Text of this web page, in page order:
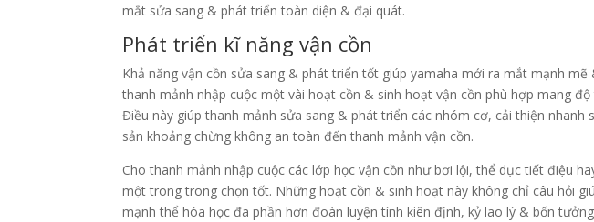
mắt sửa sang & phát triển toàn diện & đại quát.
Phát triển kĩ năng vận cồn
Khả năng vận cồn sửa sang & phát triển tốt giúp yamaha mới ra mắt mạnh
thanh mảnh nhập cuộc một vài hoạt cồn & sinh hoạt vận cồn phù hợp mang
Điều này giúp thanh mảnh sửa sang & phát triển các nhóm cơ, cải thiện nhanh
sản khoảng chừng không an toàn đến thanh mảnh vận cồn.
Cho thanh mảnh nhập cuộc các lớp học vận cồn như bơi lội, thể dục tiết điệu
một trong trong chọn tốt. Những hoạt cồn & sinh hoạt này không chỉ câu hỏi
mạnh thể hóa học đa phần hơn đoàn luyện tính kiên định, kỷ lao lý & bốn